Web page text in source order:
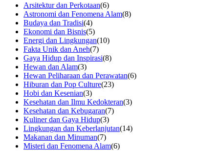
Arsitektur dan Perkotaan(6)
Astronomi dan Fenomena Alam(8)
Budaya dan Tradisi(4)
Ekonomi dan Bisnis(5)
Energi dan Lingkungan(10)
Fakta Unik dan Aneh(7)
Gaya Hidup dan Inspirasi(8)
Hewan dan Alam(3)
Hewan Peliharaan dan Perawatan(6)
Hiburan dan Pop Culture(23)
Hobi dan Kesenian(3)
Kesehatan dan Ilmu Kedokteran(3)
Kesehatan dan Kebugaran(7)
Kuliner dan Gaya Hidup(3)
Lingkungan dan Keberlanjutan(14)
Makanan dan Minuman(7)
Misteri dan Fenomena Alam(6)